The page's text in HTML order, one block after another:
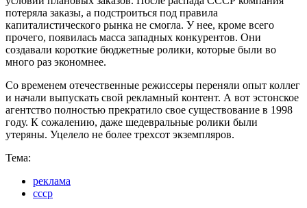
потеряла заказы, а подстроиться под правила
капиталистического рынка не смогла. У нее, кроме всего
прочего, появилась масса западных конкурентов. Они
создавали короткие бюджетные ролики, которые были во
много раз экономнее.
Со временем отечественные режиссеры переняли опыт коллег
и начали выпускать свой рекламный контент. А вот эстонское
агентство полностью прекратило свое существование в 1998
году. К сожалению, даже шедевральные ролики были
утеряны. Уцелело не более трехсот экземпляров.
Тема:
реклама
ссср